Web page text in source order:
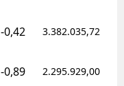
-0,42 3.382.035,72
-0,89 2.295.929,00